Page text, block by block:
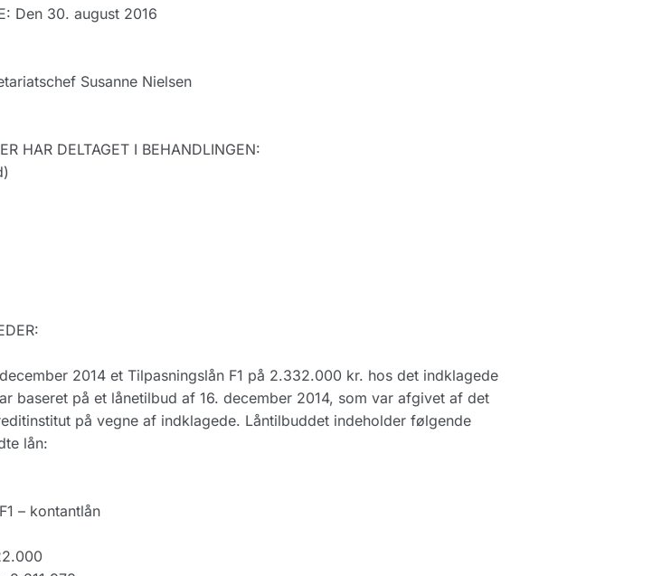
Den 30. august 2016
Susanne Nielsen
HAR DELTAGET I BEHANDLINGEN:
2014 et Tilpasningslån F1 på 2.332.000 kr. hos det indklagede
baseret på et lånetilbud af 16. december 2014, som var afgivet af det
på vegne af indklagede. Låntilbuddet indeholder følgende
lån:
– kontantlån